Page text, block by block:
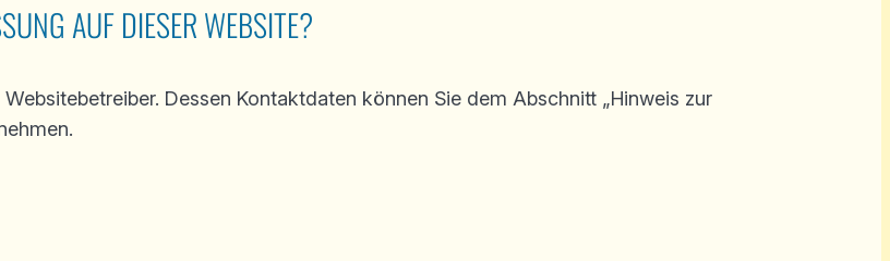
AUF DIESER WEBSITE?
Dessen Kontaktdaten können Sie dem Abschnitt „Hinweis zur